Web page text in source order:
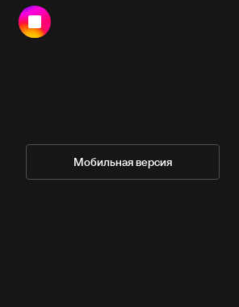
Мобильная версия